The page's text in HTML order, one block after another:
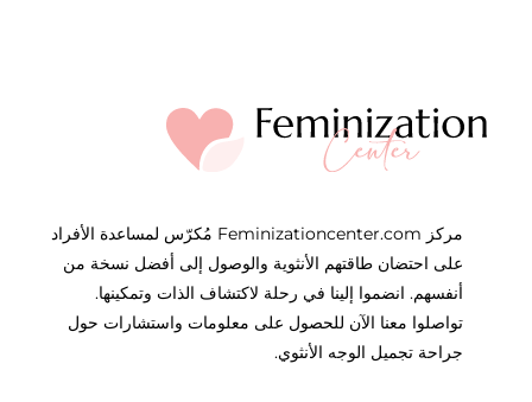
مركز Feminizationcenter.com مُكرّس لمساعدة الأفراد
على احتضان طاقتهم الأنثوية والوصول إلى أفضل نسخة من
أنفسهم. انضموا إلينا في رحلة لاكتشاف الذات وتمكينها.
تواصلوا معنا الآن للحصول على معلومات واستشارات حول
جراحة تجميل الوجه الأنثوي.